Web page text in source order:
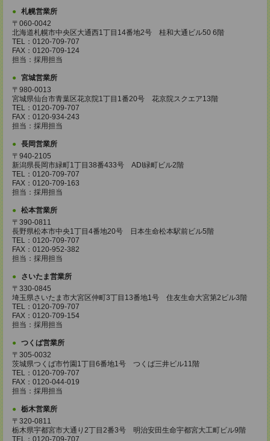
札幌営業所
〒060-0042
北海道札幌市中央区大通西1丁目14番地2号 桂和大通ビル50 6階
TEL：0120-709-707
FAX：0120-709-124
担当：採用担当
宮城営業所
〒980-0013
宮城県仙台市青葉区花京院1丁目1番20号 花京院スクエア13階
TEL：0120-709-707
FAX：0120-934-243
担当：採用担当
長岡営業所
〒940-2105
新潟県長岡市緑町1丁目38番433号 ADI緑町ビル2階
TEL：0120-709-707
FAX：0120-709-163
担当：採用担当
松本営業所
〒390-0811
長野県松本市中央1丁目4番地20号 日本生命松本駅前ビル5階
TEL：0120-709-707
FAX：0120-952-382
担当：採用担当
さいたま営業所
〒330-0845
埼玉県さいたま市大宮区仲町3丁目13番地1号 住友生命大宮第2ビル3階
TEL：0120-709-707
FAX：0120-709-154
担当：採用担当
つくば営業所
〒305-0032
茨城県つくば市竹園1丁目6番地1号 つくば三井ビル11階
TEL：0120-709-707
FAX：0120-044-019
担当：採用担当
栃木営業所
〒320-0811
栃木県宇都宮市大通り2丁目2番3号 明治安田生命宇都宮大工町ビル9階
TEL：0120-709-707